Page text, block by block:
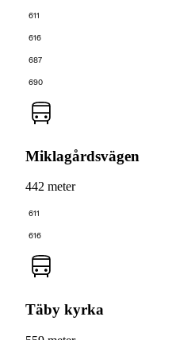
611
616
687
690
Miklagårdsvägen
442 meter
611
616
Täby kyrka